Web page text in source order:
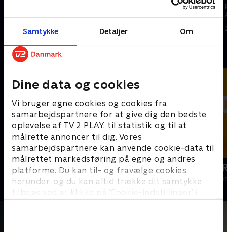
Samtykke Detaljer Om
Dine data og cookies
Vi bruger egne cookies og cookies fra
samarbejdspartnere for at give dig den bedste
oplevelse af TV 2 PLAY, til statistik og til at
målrette annoncer til dig. Vores
samarbejdspartnere kan anvende cookie-data til
målrettet markedsføring på egne og andres
platforme. Du kan til- og fravælge cookies
herunder, og du kan altid trække dit samtykke
tilbage ved at klikke på ’Cookie-indstillinger’ i
20. maj 2026 • 57 min
afdækker Humphrey og Esther
20. maj 2026 • 57 min
Andre så også
Mord på Mallorca
Krimi & Spænding • 2 sæsoner
Hudson og
Krimi &